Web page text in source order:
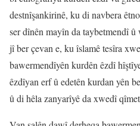
destnîşankirinê, ku di navbera
ser dînên mayîn da taybetmendî
jî ber çevan e, ku îslamê tesîra
bawermendîyên kurdên êzdî
êzdîyan erf û edetên kurdan yên
û di hêla zanyarîyê da xwedî